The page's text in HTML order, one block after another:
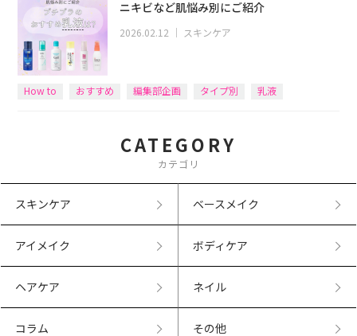
ニキビなど肌悩み別にご紹介
2026.02.12 ｜ スキンケア
How to おすすめ 編集部企画 タイプ別 乳液
CATEGORY
カテゴリ
スキンケア ベースメイク
アイメイク ボディケア
ヘアケア ネイル
コラム その他